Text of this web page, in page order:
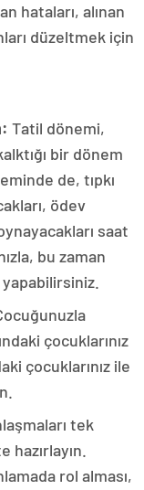
hataları, alınan
düzeltmek için
Tatil dönemi,
bir dönem
de, tıpkı
ödev
saat
bu zaman
çocuklarınız
çocuklarınız ile
tek
rol alması,